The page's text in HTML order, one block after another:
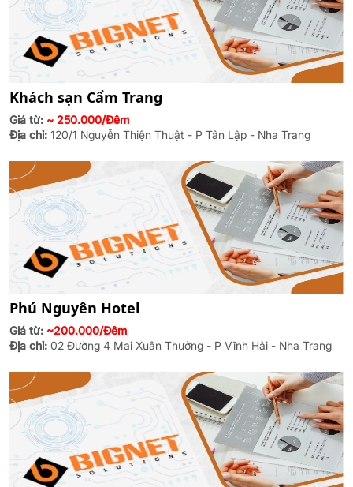
Khách sạn Cẩm Trang
Giá từ: ~ 250.000/Đêm
Địa chỉ: 120/1 Nguyễn Thiện Thuật - P Tân Lập - Nha Trang
Phú Nguyên Hotel
Giá từ: ~200.000/Đêm
Địa chỉ: 02 Đường 4 Mai Xuân Thưởng - P Vĩnh Hải - Nha Trang